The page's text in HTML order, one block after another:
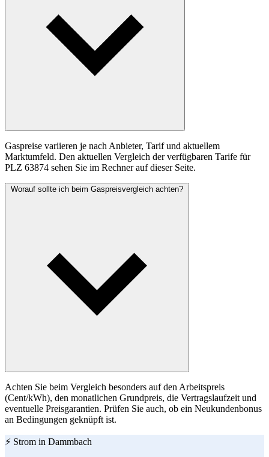
Gaspreise variieren je nach Anbieter, Tarif und aktuellem
Marktumfeld. Den aktuellen Vergleich der verfügbaren Tarife für
PLZ 63874 sehen Sie im Rechner auf dieser Seite.
Worauf sollte ich beim Gaspreisvergleich achten?
Achten Sie beim Vergleich besonders auf den Arbeitspreis
(Cent/kWh), den monatlichen Grundpreis, die Vertragslaufzeit und
eventuelle Preisgarantien. Prüfen Sie auch, ob ein Neukundenbonus
an Bedingungen geknüpft ist.
⚡ Strom in Dammbach